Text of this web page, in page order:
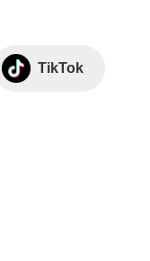
TikTok